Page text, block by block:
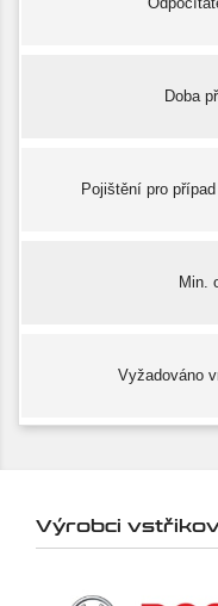
Doba
Pojištění pro
Min.
Vyžadováno
Výrobci